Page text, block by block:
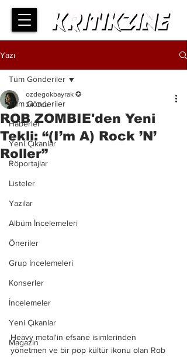
Yazı
Tüm Gönderiler
Haberler
Yeni Çıkanlar
Röportajlar
Listeler
Yazılar
Albüm İncelemeleri
Öneriler
Grup İncelemeleri
Konserler
İncelemeler
Yeni Çıkanlar
Magazin
Tüm Gönderiler
ROB ZOMBIE'den Yeni
Tekli: “(I’m A) Rock ’N’
Roller”
ozdegokbayrak ✪
24 Oca
Heavy metal'in efsane isimlerinden
yönetmen ve bir pop kültür ikonu olan Rob